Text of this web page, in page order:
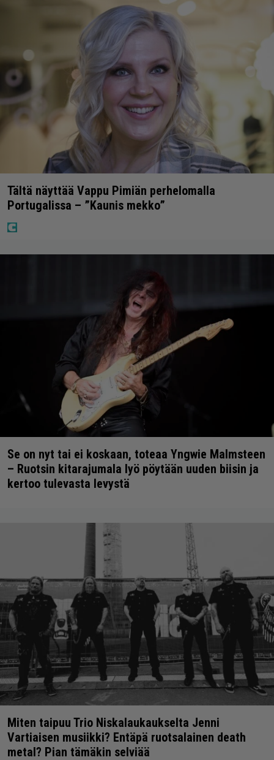
Tältä näyttää Vappu Pimiän perhelomalla
Portugalissa – ”Kaunis mekko”
Se on nyt tai ei koskaan, toteaa Yngwie Malmsteen
– Ruotsin kitarajumala lyö pöytään uuden biisin ja
kertoo tulevasta levystä
Miten taipuu Trio Niskalaukaukselta Jenni
Vartiaisen musiikki? Entäpä ruotsalainen death
metal? Pian tämäkin selviää